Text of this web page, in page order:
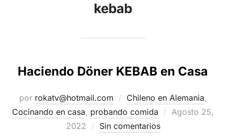
kebab
Haciendo Döner KEBAB en Casa
por rokatv@hotmail.com Chileno en Alemania,
Cocinando en casa, probando comida
Publicado
Agosto 25,
2022
Sin comentarios